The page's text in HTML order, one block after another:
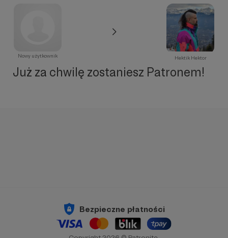
Nowy użytkownik Hektik Hektor
Już za chwilę zostaniesz Patronem!
Bezpieczne płatności